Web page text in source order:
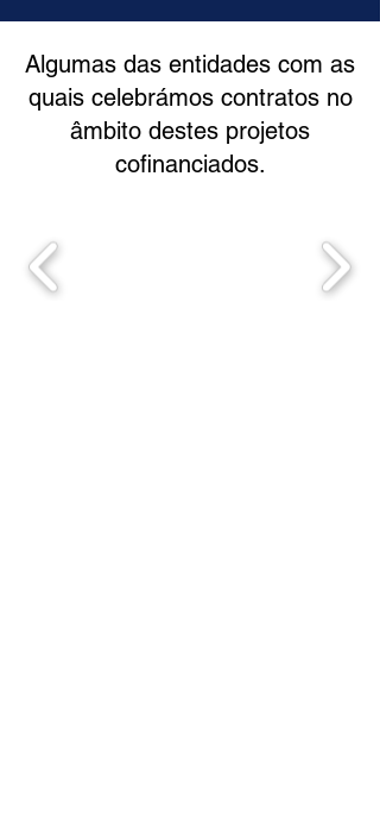
Algumas das entidades com as
quais celebrámos contratos no
âmbito destes projetos
cofinanciados.